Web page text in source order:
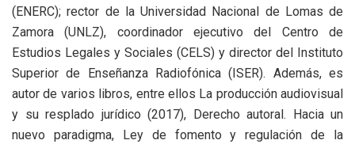
(ENERC); rector de la Universidad Nacional de Lomas de
Zamora (UNLZ), coordinador ejecutivo del Centro de
Estudios Legales y Sociales (CELS) y director del Instituto
Superior de Enseñanza Radiofónica (ISER). Además, es
autor de varios libros, entre ellos La producción audiovisual
y su resplado jurídico (2017), Derecho autoral. Hacia un
nuevo paradigma, Ley de fomento y regulación de la